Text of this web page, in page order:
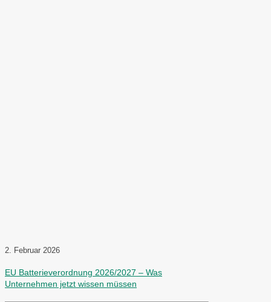
2. Februar 2026
EU Batterieverordnung 2026/2027 – Was
Unternehmen jetzt wissen müssen